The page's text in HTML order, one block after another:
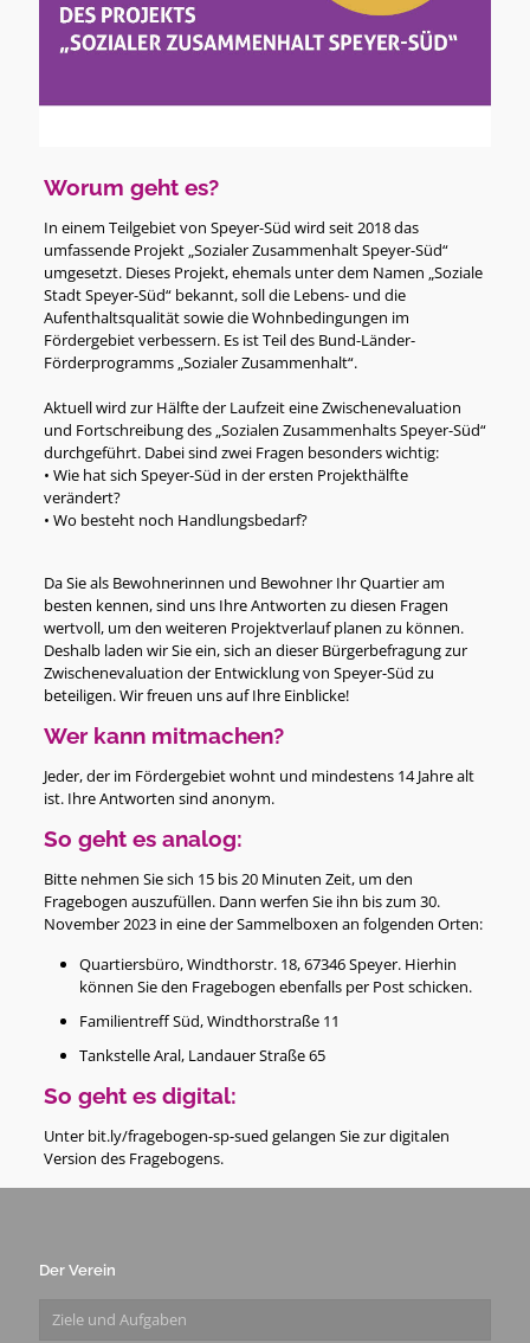
Worum geht es?
In einem Teilgebiet von Speyer-Süd wird seit 2018 das
umfassende Projekt „Sozialer Zusammenhalt Speyer-Süd“
umgesetzt. Dieses Projekt, ehemals unter dem Namen „Soziale
Stadt Speyer-Süd“ bekannt, soll die Lebens- und die
Aufenthaltsqualität sowie die Wohnbedingungen im
Fördergebiet verbessern. Es ist Teil des Bund-Länder-
Förderprogramms „Sozialer Zusammenhalt“.
Aktuell wird zur Hälfte der Laufzeit eine Zwischenevaluation
und Fortschreibung des „Sozialen Zusammenhalts Speyer-Süd“
durchgeführt. Dabei sind zwei Fragen besonders wichtig:
• Wie hat sich Speyer-Süd in der ersten Projekthälfte
verändert?
• Wo besteht noch Handlungsbedarf?
Da Sie als Bewohnerinnen und Bewohner Ihr Quartier am
besten kennen, sind uns Ihre Antworten zu diesen Fragen
wertvoll, um den weiteren Projektverlauf planen zu können.
Deshalb laden wir Sie ein, sich an dieser Bürgerbefragung zur
Zwischenevaluation der Entwicklung von Speyer-Süd zu
beteiligen. Wir freuen uns auf Ihre Einblicke!
Wer kann mitmachen?
Jeder, der im Fördergebiet wohnt und mindestens 14 Jahre alt
ist. Ihre Antworten sind anonym.
So geht es analog:
Bitte nehmen Sie sich 15 bis 20 Minuten Zeit, um den
Fragebogen auszufüllen. Dann werfen Sie ihn bis zum 30.
November 2023 in eine der Sammelboxen an folgenden Orten:
Quartiersbüro, Windthorstr. 18, 67346 Speyer. Hierhin
können Sie den Fragebogen ebenfalls per Post schicken.
Familientreff Süd, Windthorstraße 11
Tankstelle Aral, Landauer Straße 65
So geht es digital:
Unter bit.ly/fragebogen-sp-sued gelangen Sie zur digitalen
Version des Fragebogens.
Der Verein
Ziele und Aufgaben